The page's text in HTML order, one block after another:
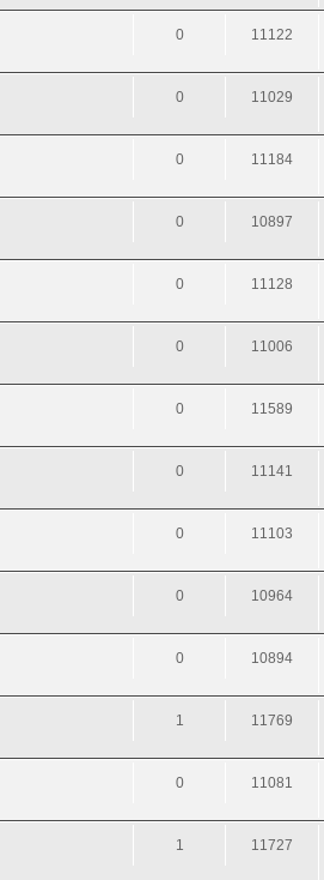
0 11122
0 11029
0 11184
0 10897
0 11128
0 11006
0 11589
0 11141
0 11103
0 10964
0 10894
1 11769
0 11081
1 11727